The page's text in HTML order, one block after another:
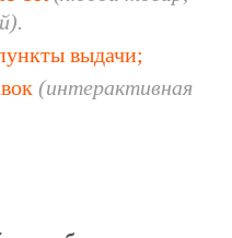
выдачи;
(интерактивная